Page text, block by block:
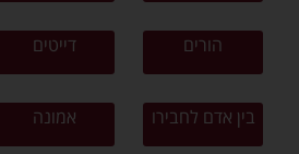
הורים דייטים
בין אדם לחבירו אמונה